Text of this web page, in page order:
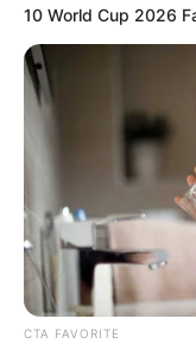
10 World Cup 2026
CTA FAVORITE